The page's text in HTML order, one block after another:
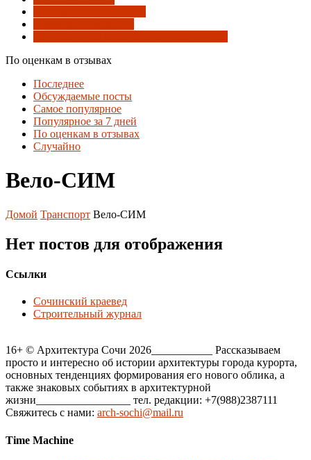
По оценкам в отзывах
Последнее
Обсуждаемые посты
Самое популярное
Популярное за 7 дней
По оценкам в отзывах
Случайно
Вело-СИМ
Домой Транспорт Вело-СИМ
Нет постов для отображения
Ссылки
Сочинский краевед
Строительный журнал
16+ © Архитектура Сочи 2026___________ Рассказываем
просто и интересно об истории архитектуры города курорта,
основных тенденциях формирования его нового облика, а
также знаковых событиях в архитектурной
жизни_________________ тел. редакции: +7(988)2387111
Свяжитесь с нами: arch-sochi@mail.ru
Time Machine